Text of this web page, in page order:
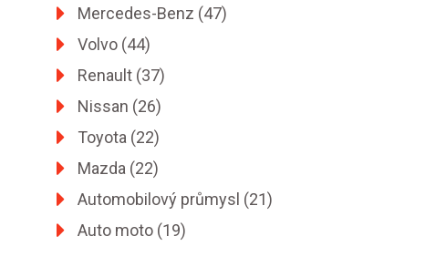
Mercedes-Benz (47)
Volvo (44)
Renault (37)
Nissan (26)
Toyota (22)
Mazda (22)
Automobilový průmysl (21)
Auto moto (19)